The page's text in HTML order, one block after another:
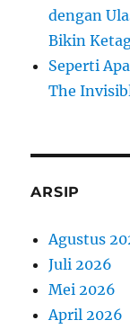
dengan
Bikin
Seperti
The
ARSIP
Agustus
Juli 2026
Mei 2026
April 2026